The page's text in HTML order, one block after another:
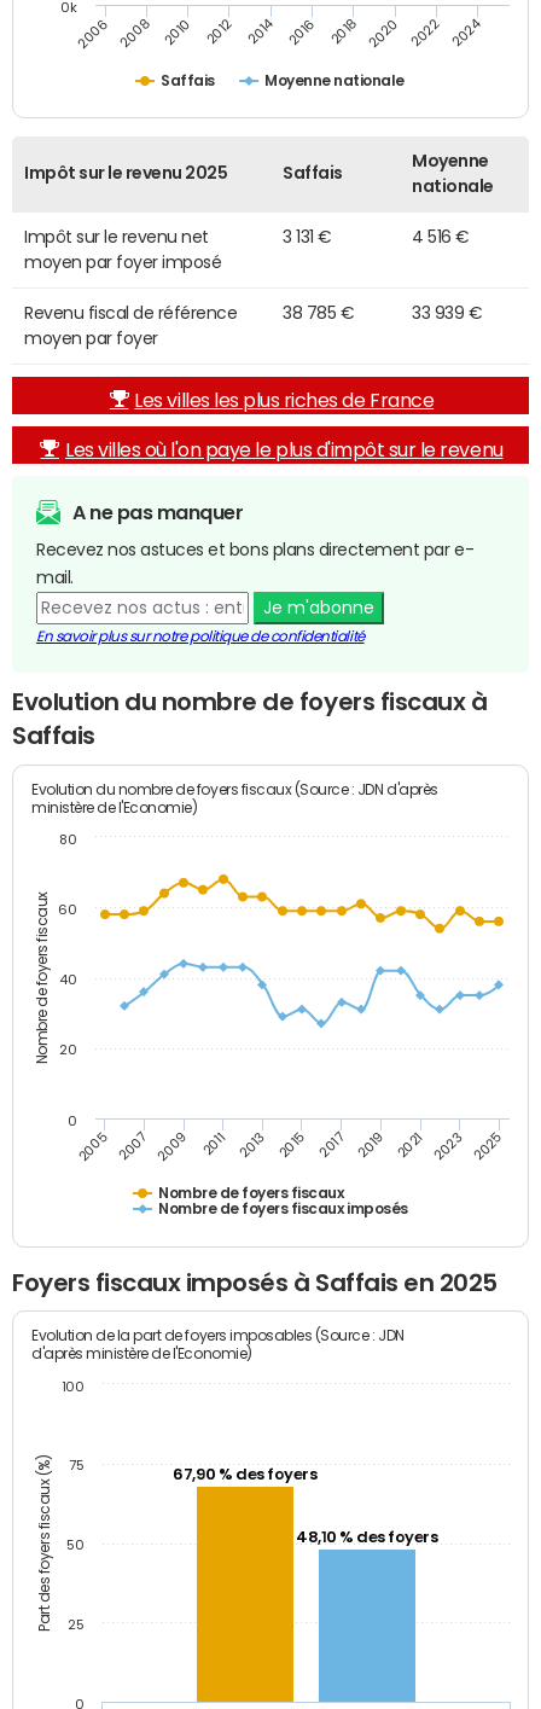
Saffais Moyenne nationale
2006 2008 2010 2012 2014 2016 2018 2020 2022 2024
0k
Impôt sur le revenu 2025 Saffais
Moyenne
nationale
Impôt sur le revenu net
moyen par foyer imposé
3 131 € 4 516 €
Revenu fiscal de référence
moyen par foyer
38 785 € 33 939 €
Les villes les plus riches de France
Les villes où l'on paye le plus d'impôt sur le revenu
A ne pas manquer
Recevez nos astuces et bons plans directement par e-
mail.
Je m'abonne
En savoir plus sur notre politique de confidentialité
Evolution du nombre de foyers fiscaux à
Saffais
Nombre de foyers fiscaux
Evolution du nombre de foyers fiscaux (Source : JDN d'après
ministère de l'Economie)
Nombre de foyers fiscaux
Nombre de foyers fiscaux imposés
2005 2007 2009 2011 2013 2015 2017 2019 2021 2023 2025
0
20
40
60
80
Foyers fiscaux imposés à Saffais en 2025
Part des foyers fiscaux (%)
Evolution de la part de foyers imposables (Source : JDN
d'après ministère de l'Economie)
67,90 % des foyers
48,10 % des foyers
0
25
50
75
100